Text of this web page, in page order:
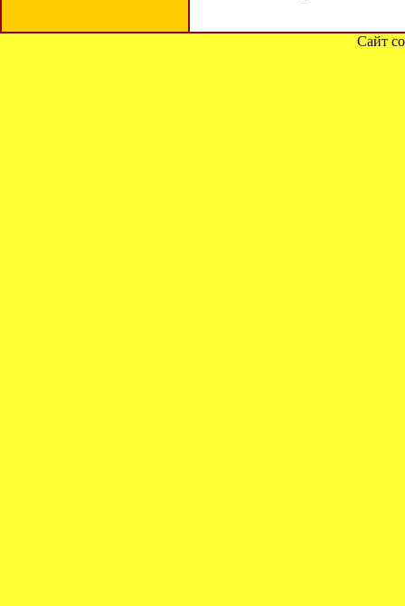
Сайт